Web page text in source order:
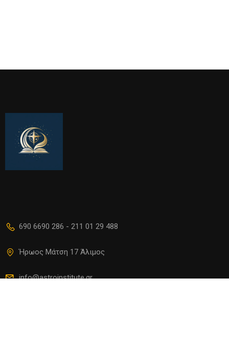
690 6690 286 - 211 01 29 488
Ήρωος Μάτση 17 Άλιμος
info@astroinstitute.gr